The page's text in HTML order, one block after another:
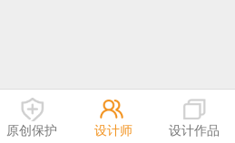
原创保护 设计师 设计作品